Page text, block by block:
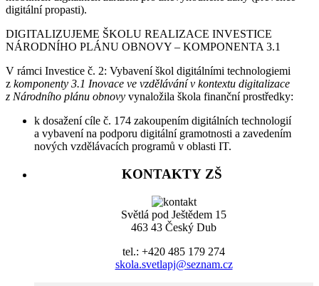
digitální propasti).
DIGITALIZUJEME ŠKOLU REALIZACE INVESTICE
NÁRODNÍHO PLÁNU OBNOVY – KOMPONENTA 3.1
V rámci Investice č. 2: Vybavení škol digitálními technologiemi
z komponenty 3.1 Inovace ve vzdělávání v kontextu digitalizace
z Národního plánu obnovy vynaložila škola finanční prostředky:
k dosažení cíle č. 174 zakoupením digitálních technologií
a vybavení na podporu digitální gramotnosti a zavedením
nových vzdělávacích programů v oblasti IT.
KONTAKTY ZŠ
Světlá pod Ještědem 15
463 43 Český Dub
tel.: +420 485 179 274
skola.svetlapj@seznam.cz